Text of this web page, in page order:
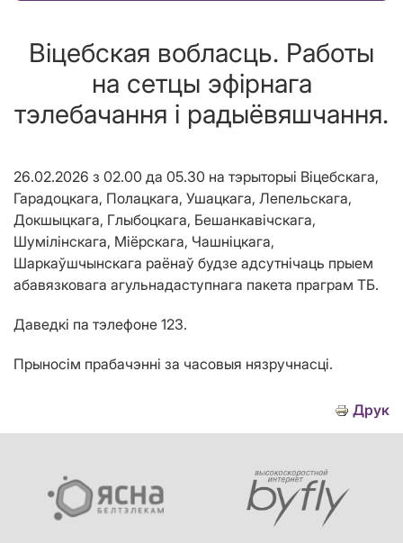
Віцебская вобласць. Работы
на сетцы эфірнага
тэлебачання і радыёвяшчання.
26.02.2026 з 02.00 да 05.30 на тэрыторыі Віцебскага,
Гарадоцкага, Полацкага, Ушацкага, Лепельскага,
Докшыцкага, Глыбоцкага, Бешанкавічскага,
Шумілінскага, Міёрскага, Чашніцкага,
Шаркаўшчынскага раёнаў будзе адсутнічаць прыем
абавязковага агульнадаступнага пакета праграм ТБ.
Даведкі па тэлефоне 123.
Прыносім прабачэнні за часовыя нязручнасці.
Друк